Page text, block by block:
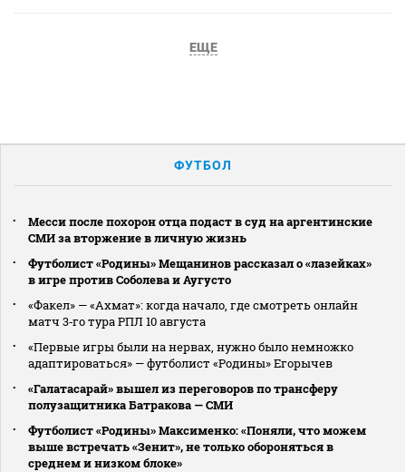
ЕЩЕ
ФУТБОЛ
Месси после похорон отца подаст в суд на аргентинские
СМИ за вторжение в личную жизнь
Футболист «Родины» Мещанинов рассказал о «лазейках»
в игре против Соболева и Аугусто
«Факел» — «Ахмат»: когда начало, где смотреть онлайн
матч 3‑го тура РПЛ 10 августа
«Первые игры были на нервах, нужно было немножко
адаптироваться» — футболист «Родины» Егорычев
«Галатасарай» вышел из переговоров по трансферу
полузащитника Батракова — СМИ
Футболист «Родины» Максименко: «Поняли, что можем
выше встречать «Зенит», не только обороняться в
среднем и низком блоке»